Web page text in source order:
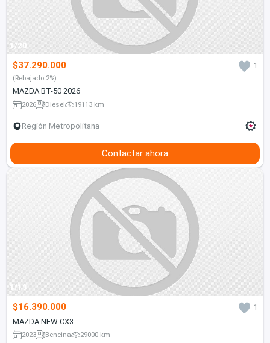
1/20
$37.290.000 1
(Rebajado 2%)
MAZDA BT-50 2026
2026 Diesel 19113 km
Región Metropolitana
Contactar ahora
1/13
$16.390.000
1
MAZDA NEW CX3
2023 Bencina 29000 km